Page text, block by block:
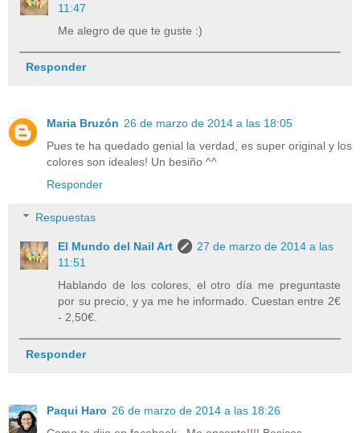
11:47
Me alegro de que te guste :)
Responder
Maria Bruzón 26 de marzo de 2014 a las 18:05
Pues te ha quedado genial la verdad, es super original y los
colores son ideales! Un besiño ^^
Responder
Respuestas
El Mundo del Nail Art
27 de marzo de 2014 a las
11:51
Hablando de los colores, el otro día me preguntaste
por su precio, y ya me he informado. Cuestan entre 2€
- 2,50€.
Responder
Paqui Haro 26 de marzo de 2014 a las 18:26